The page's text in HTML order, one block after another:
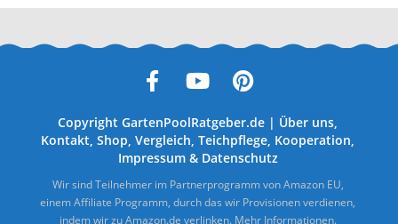
Copyright GartenPoolRatgeber.de | Über uns,
Kontakt, Shop, Vergleich, Teichpflege, Kooperation,
Impressum& Datenschutz
Wir sind Teilnehmer im Partnerprogramm von Amazon EU,
einem Affiliate Programm, durch das wir Provisionen verdienen,
indem wir zu Amazon.de verlinken. Mehr Informationen.